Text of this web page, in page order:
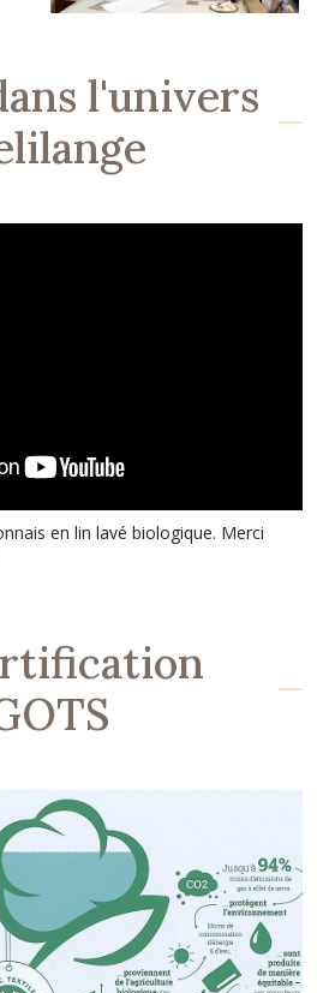
l'univers
en lin lavé biologique. Merci